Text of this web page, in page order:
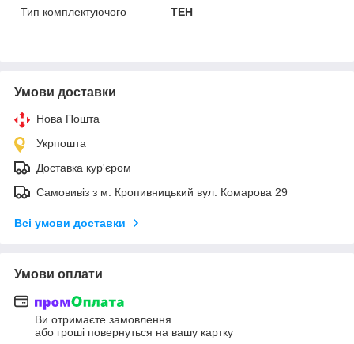
Тип комплектуючого
ТЕН
Умови доставки
Нова Пошта
Укрпошта
Доставка кур'єром
Самовивіз з м. Кропивницький вул. Комарова 29
Всі умови доставки
Умови оплати
Ви отримаєте замовлення
або гроші повернуться на вашу картку